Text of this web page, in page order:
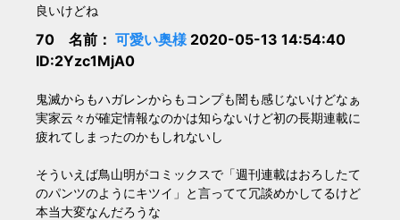
良いけどね
70 名前： 可愛い奥様2020-05-13 14:54:40
ID:2Yzc1MjA0
鬼滅からもハガレンからもコンプも闇も感じないけどなぁ
実家云々が確定情報なのかは知らないけど初の長期連載に
疲れてしまったのかもしれないし
そういえば鳥山明がコミックスで「週刊連載はおろしたて
のパンツのようにキツイ」と言ってて冗談めかしてるけど
本当大変なんだろうな